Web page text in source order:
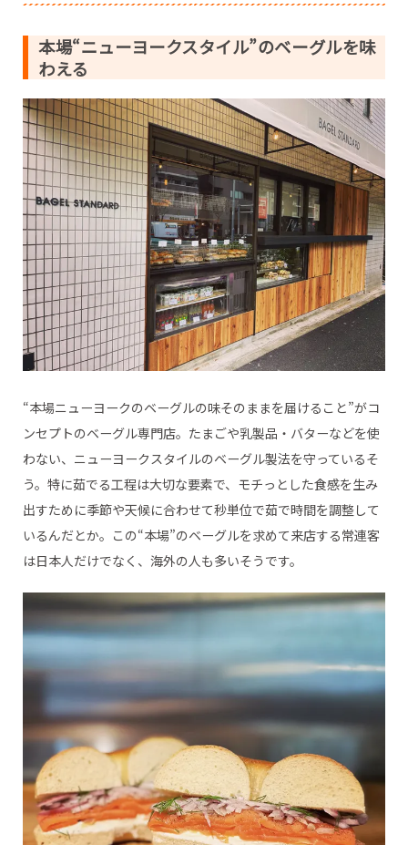
本場“ニューヨークスタイル”のベーグルを味
わえる
“本場ニューヨークのベーグルの味そのままを届けること”がコ
ンセプトのベーグル専門店。たまごや乳製品・バターなどを使
わない、ニューヨークスタイルのベーグル製法を守っているそ
う。特に茹でる工程は大切な要素で、モチっとした食感を生み
出すために季節や天候に合わせて秒単位で茹で時間を調整して
いるんだとか。この“本場”のベーグルを求めて来店する常連客
は日本人だけでなく、海外の人も多いそうです。